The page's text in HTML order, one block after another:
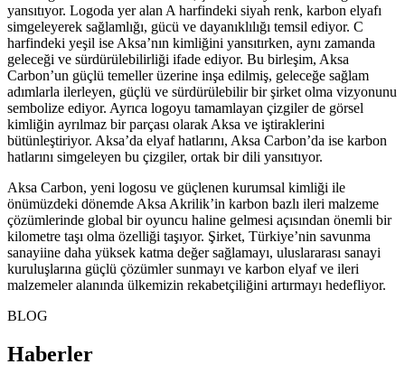
yansıtıyor. Logoda yer alan A harfindeki siyah renk, karbon elyafı
simgeleyerek sağlamlığı, gücü ve dayanıklılığı temsil ediyor. C
harfindeki yeşil ise Aksa’nın kimliğini yansıtırken, aynı zamanda
geleceği ve sürdürülebilirliği ifade ediyor. Bu birleşim, Aksa
Carbon’un güçlü temeller üzerine inşa edilmiş, geleceğe sağlam
adımlarla ilerleyen, güçlü ve sürdürülebilir bir şirket olma vizyonunu
sembolize ediyor. Ayrıca logoyu tamamlayan çizgiler de görsel
kimliğin ayrılmaz bir parçası olarak Aksa ve iştiraklerini
bütünleştiriyor. Aksa’da elyaf hatlarını, Aksa Carbon’da ise karbon
hatlarını simgeleyen bu çizgiler, ortak bir dili yansıtıyor.
Aksa Carbon, yeni logosu ve güçlenen kurumsal kimliği ile
önümüzdeki dönemde Aksa Akrilik’in karbon bazlı ileri malzeme
çözümlerinde global bir oyuncu haline gelmesi açısından önemli bir
kilometre taşı olma özelliği taşıyor. Şirket, Türkiye’nin savunma
sanayiine daha yüksek katma değer sağlamayı, uluslararası sanayi
kuruluşlarına güçlü çözümler sunmayı ve karbon elyaf ve ileri
malzemeler alanında ülkemizin rekabetçiliğini artırmayı hedefliyor.
BLOG
Haberler